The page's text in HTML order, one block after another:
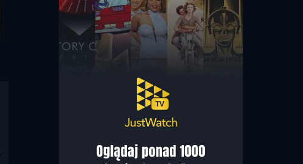
Tamannaah Bhatia